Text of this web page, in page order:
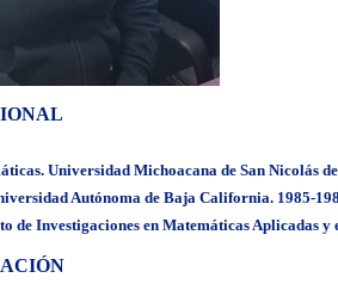
Universidad Michoacana de San Nicolás
Autónoma de Baja California. 1985-
de Investigaciones en Matemáticas Aplicadas y